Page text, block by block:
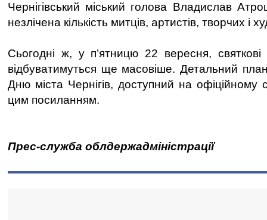
Чернігівський міський голова Владислав
незлічена кількість митців, артистів, творчих і
Сьогодні ж, у п’ятницю 22 вересня, святкові
відбуватимуться ще масовіше. Детальний
Дню міста Чернігів, доступний на офіційному
цим посиланням.
Прес-служба облдержадміністрації